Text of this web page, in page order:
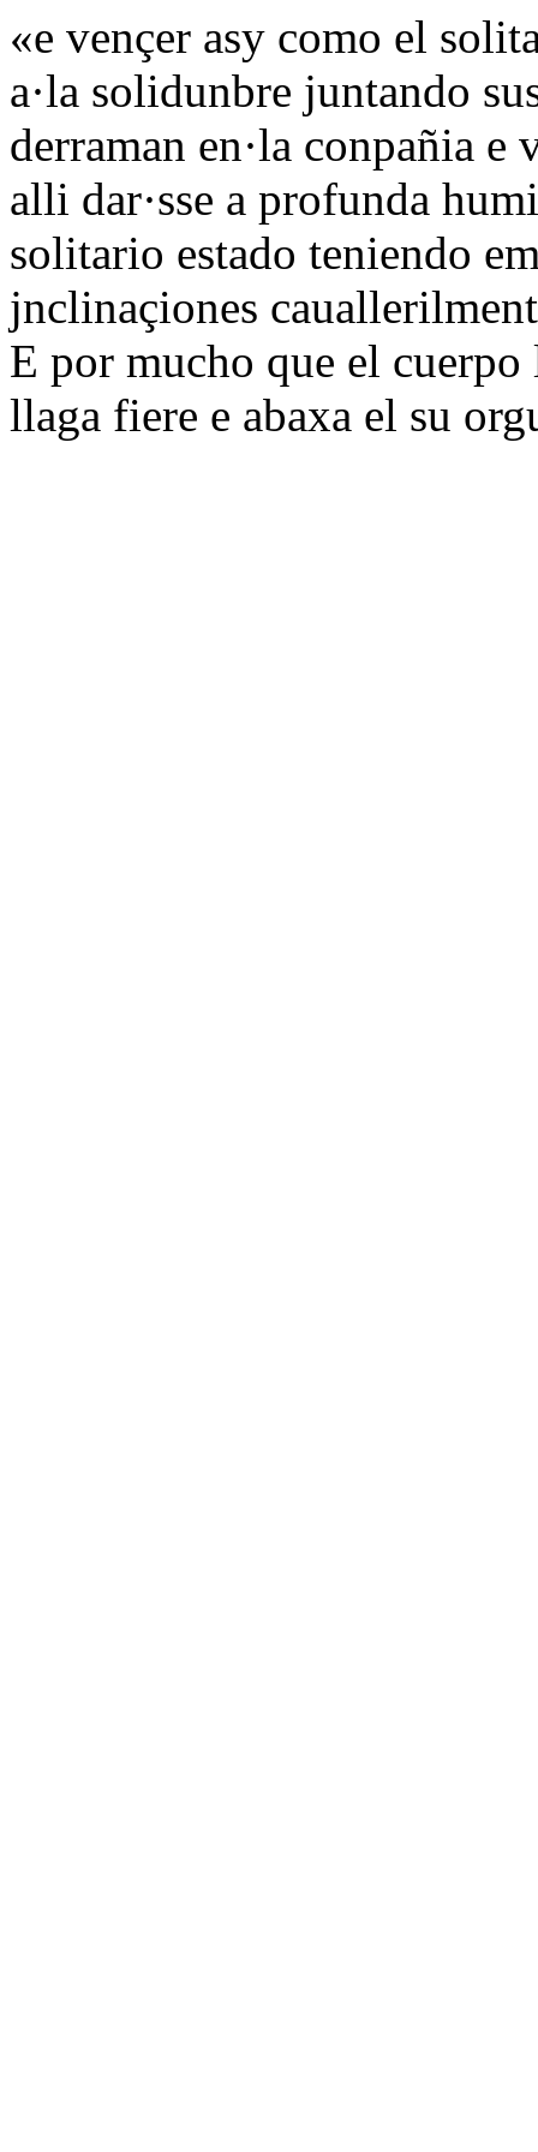
«e vençer asy como el
a·la solidunbre juntando
derraman en·la conpañia e
alli dar·sse a profunda
solitario estado teniendo
jnclinaçiones
E por mucho que el
llaga fiere e abaxa el su